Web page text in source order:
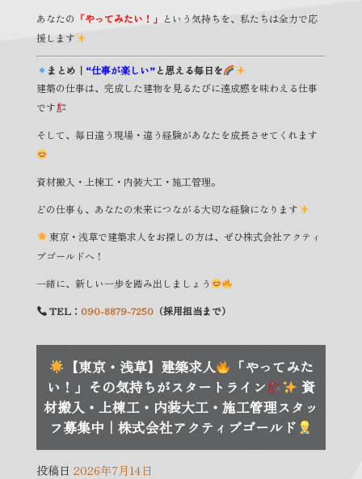
あなたの 「やってみたい！」 という気持ちを、私たちは全力で応
援します
まとめ｜ “仕事が楽しい”と思える毎日を
建築の仕事は、完成した建物を見るたびに達成感を味わえる仕事
です
そして、毎日違う現場・違う経験があなたを成長させてくれます
資材搬入・上棟工・内装大工・施工管理。
どの仕事も、あなたの未来につながる大切な経験になります
東京・浅草で建築求人をお探しの方は、ぜひ株式会社アクティ
ブゴールドへ！
一緒に、新しい一歩を踏み出しましょう
TEL：090-8879-7250 （採用担当まで）
【東京・浅草】建築求人
「やってみた
い！」その気持ちがスタートライン
資
材搬入・上棟工・内装大工・施工管理スタッ
フ募集中｜株式会社アクティブゴールド
投稿日 2026年7月14日